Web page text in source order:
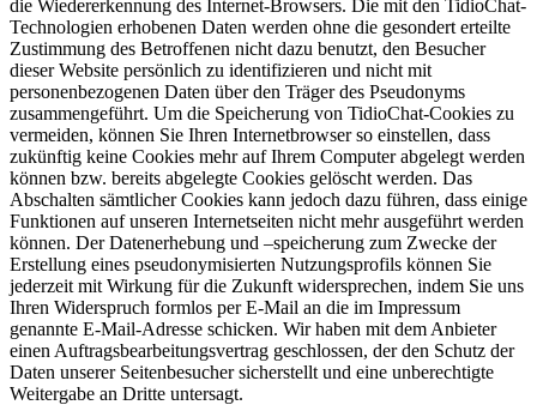
die Wiedererkennung des Internet-Browsers. Die mit den TidioChat-
Technologien erhobenen Daten werden ohne die gesondert erteilte
Zustimmung des Betroffenen nicht dazu benutzt, den Besucher
dieser Website persönlich zu identifizieren und nicht mit
personenbezogenen Daten über den Träger des Pseudonyms
zusammengeführt. Um die Speicherung von TidioChat-Cookies zu
vermeiden, können Sie Ihren Internetbrowser so einstellen, dass
zukünftig keine Cookies mehr auf Ihrem Computer abgelegt werden
können bzw. bereits abgelegte Cookies gelöscht werden. Das
Abschalten sämtlicher Cookies kann jedoch dazu führen, dass einige
Funktionen auf unseren Internetseiten nicht mehr ausgeführt werden
können. Der Datenerhebung und –speicherung zum Zwecke der
Erstellung eines pseudonymisierten Nutzungsprofils können Sie
jederzeit mit Wirkung für die Zukunft widersprechen, indem Sie uns
Ihren Widerspruch formlos per E-Mail an die im Impressum
genannte E-Mail-Adresse schicken. Wir haben mit dem Anbieter
einen Auftragsbearbeitungsvertrag geschlossen, der den Schutz der
Daten unserer Seitenbesucher sicherstellt und eine unberechtigte
Weitergabe an Dritte untersagt.